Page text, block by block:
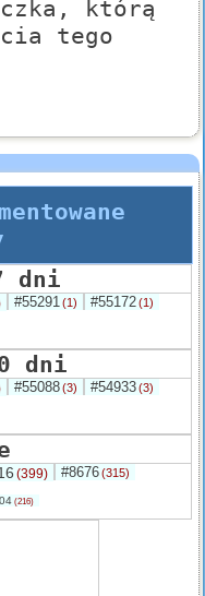
którą
tego
dni
#55291(1) #55172(1)
dni
#55088(3) #54933(3)
(399) #8676(315)
(216)